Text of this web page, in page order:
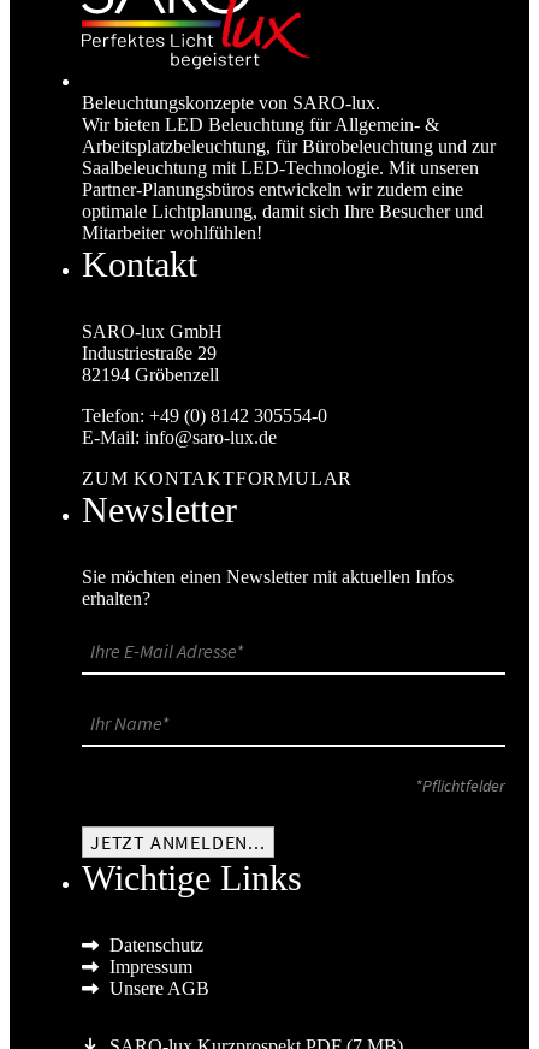
Beleuchtungs­konzepte von SARO-lux.
Wir bieten LED Beleuchtung für Allgemein- &
Arbeitsplatzbeleuchtung, für Büro­beleuchtung und zur
Saalbeleuchtung mit LED-Technologie. Mit unseren
Partner-Planungsbüros entwickeln wir zudem eine
optimale Lichtplanung, damit sich Ihre Besucher und
Mitarbeiter wohlfühlen!
Kontakt
SARO-lux GmbH
Industriestraße 29
82194 Gröbenzell
Telefon: +49 (0) 8142 305554-0
E-Mail: info@saro-lux.de
ZUM KONTAKTFORMULAR
Newsletter
Sie möchten einen Newsletter mit aktuellen Infos
erhalten?
*Pflichtfelder
Wichtige Links
Datenschutz
Impressum
Unsere AGB